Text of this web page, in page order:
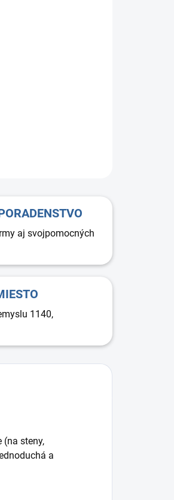
inštalovať vertikálne
aj svojpomocných
1140,
steny,
a